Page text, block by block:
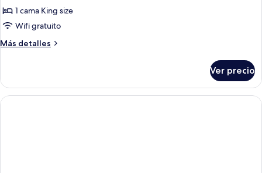
presidencial
(Bosphorus
1 cama King size
Wifi gratuito
Más detalles
Más
presidencial
(Bosphorus
View)
Ver precio